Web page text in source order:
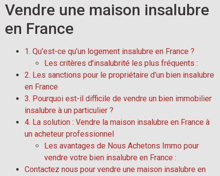
Vendre une maison insalubre
en France
1. Qu’est-ce qu’un logement insalubre en France ?
Les critères d’insalubrité les plus fréquents :
2. Les sanctions pour le propriétaire d’un bien insalubre
en France
3. Pourquoi est-il difficile de vendre un bien immobilier
insalubre à un particulier ?
4. La solution : Vendre la maison insalubre en France à
un acheteur professionnel
Les avantages de Nous Achetons Immo pour
vendre votre bien insalubre en France :
Contactez nous pour vendre une maison insalubre en